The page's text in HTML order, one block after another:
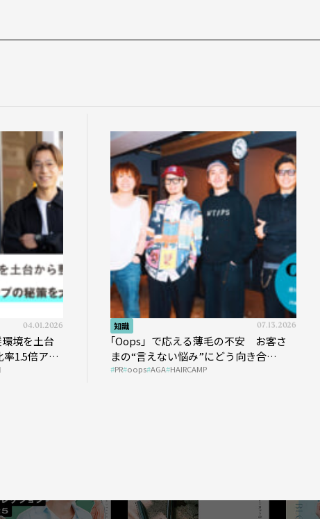
知識
｢Oops」で応える薄毛の不安 お客さ
まの“言えない悩み”にどう向き合
HAIRCAMP
イベント
オンラ